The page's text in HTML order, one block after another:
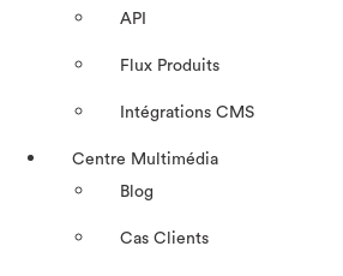
API
Flux Produits
Intégrations CMS
Centre Multimédia
Blog
Cas Clients